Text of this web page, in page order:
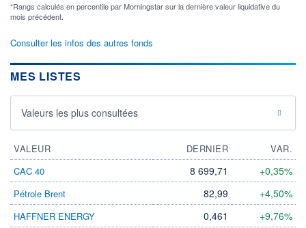
*Rangs calculés en percentile par Morningstar sur la dernière valeur liquidative du
mois précédent.
Consulter les infos des autres fonds
MES LISTES
Valeurs les plus consultées
VALEUR DERNIER
VAR.
CAC 40
8 699,71 +0,35%
Pétrole Brent 82,99 +4,50%
HAFFNER ENERGY 0,461 +9,76%